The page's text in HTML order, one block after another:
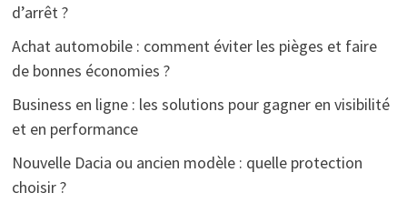
d’arrêt ?
Achat automobile : comment éviter les pièges et faire
de bonnes économies ?
Business en ligne : les solutions pour gagner en visibilité
et en performance
Nouvelle Dacia ou ancien modèle : quelle protection
choisir ?